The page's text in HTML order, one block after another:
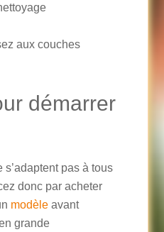
aux couches
démarrer
pas à tous
donc par acheter
modèle avant
grande